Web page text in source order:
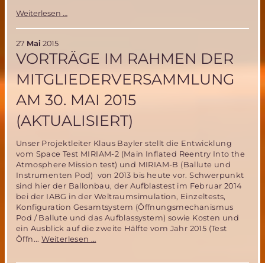
Weiterlesen …
30.
Mai
in
München
27 Mai 2015
VORTRÄGE IM RAHMEN DER
MITGLIEDERVERSAMMLUNG
AM 30. MAI 2015
(AKTUALISIERT)
Unser Projektleiter Klaus Bayler stellt die Entwicklung
vom Space Test MIRIAM-2 (Main Inflated Reentry Into the
Atmosphere Mission test) und MIRIAM-B (Ballute und
Instrumenten Pod) von 2013 bis heute vor. Schwerpunkt
sind hier der Ballonbau, der Aufblastest im Februar 2014
bei der IABG in der Weltraumsimulation, Einzeltests,
Konfiguration Gesamtsystem (Öffnungsmechanismus
Pod / Ballute und das Aufblassystem) sowie Kosten und
ein Ausblick auf die zweite Hälfte vom Jahr 2015 (Test
Öffn...Weiterlesen …